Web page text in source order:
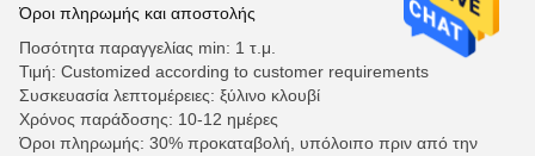
Όροι πληρωμής και αποστολής
Ποσότητα παραγγελίας min: 1 τ.μ.
Τιμή: Customized according to customer requirements
Συσκευασία λεπτομέρειες: ξύλινο κλουβί
Χρόνος παράδοσης: 10-12 ημέρες
Όροι πληρωμής: 30% προκαταβολή, υπόλοιπο πριν από την